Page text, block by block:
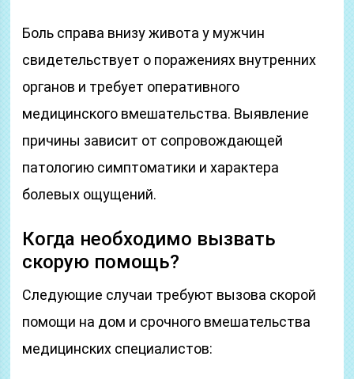
Боль справа внизу живота у мужчин
свидетельствует о поражениях внутренних
органов и требует оперативного
медицинского вмешательства. Выявление
причины зависит от сопровождающей
патологию симптоматики и характера
болевых ощущений.
Когда необходимо вызвать
скорую помощь?
Следующие случаи требуют вызова скорой
помощи на дом и срочного вмешательства
медицинских специалистов: